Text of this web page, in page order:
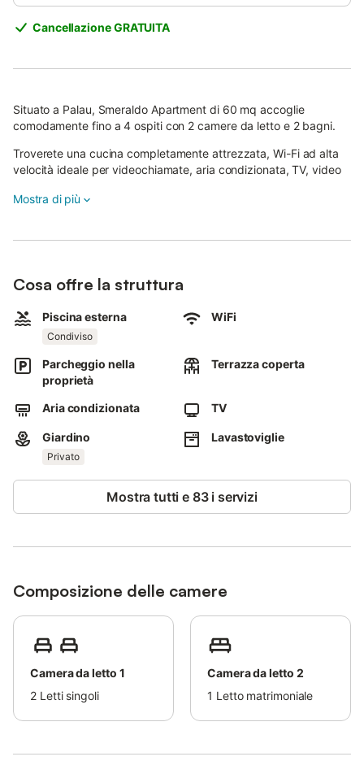
Cancellazione GRATUITA
Situato a Palau, Smeraldo Apartment di 60 mq accoglie
comodamente fino a 4 ospiti con 2 camere da letto e 2 bagni.
Troverete una cucina completamente attrezzata, Wi-Fi ad alta
velocità ideale per videochiamate, aria condizionata, TV, video
interni senza barriere garantiscono facile accessibilità durante
e sulle montagne.
Una doccia esterna aggiunge praticità, mentre la piscina
all’aperto in comune offre un piacevole momento di relax
durante la vacanza.
Avrete a disposizione 1 posto auto in comune in loco e ulteriore
Teli mare forniti.
Non sono ammessi eventi.
Mostra di più
Cosa offre la struttura
Piscina esterna
Condiviso
WiFi
Parcheggio nella
proprietà
Terrazza coperta
Aria condizionata TV
Giardino
Privato
Lavastoviglie
Mostra tutti e 83 i servizi
Composizione delle camere
Camera da letto 1
2 Letti singoli
Camera da letto 2
1 Letto matrimoniale